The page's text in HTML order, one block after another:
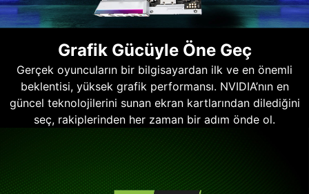
Grafik Gücüyle Öne Geç
Gerçek oyuncuların bir bilgisayardan ilk ve en önemli
beklentisi, yüksek grafik performansı. NVIDIA’nın en
güncel teknolojilerini sunan ekran kartlarından dilediğini
seç, rakiplerinden her zaman bir adım önde ol.